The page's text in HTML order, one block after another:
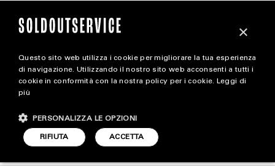
magazine
STYLE
FOOTWEAR
OPS COLD WAR
×
Questo sito web utilizza i cookie per migliorare la tua esperienza
di navigazione. Utilizzando il nostro sito web acconsenti a tutti i
cookie in conformità con la nostra policy per i cookie. Leggi di
più
ACCETTA
RIFIUTA
PERSONALIZZA LE OPZIONI